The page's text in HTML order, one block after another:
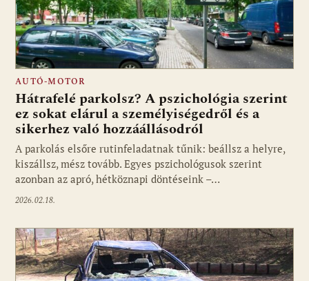
AUTÓ-MOTOR
Hátrafelé parkolsz? A pszichológia szerint
ez sokat elárul a személyiségedről és a
sikerhez való hozzáállásodról
A parkolás elsőre rutinfeladatnak tűnik: beállsz a helyre,
kiszállsz, mész tovább. Egyes pszichológusok szerint
azonban az apró, hétköznapi döntéseink –…
2026.02.18.